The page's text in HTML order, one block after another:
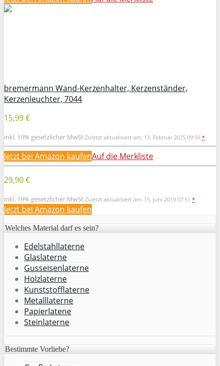
bremermann Wand-Kerzenhalter, Kerzenständer,
Kerzenleuchter, 7044
15,99 €
inkl. 19% gesetzlicher MwSt.Zuletzt aktualisiert am: 13. Februar 2025 09:59 *
Jetzt bei Amazon kaufenAuf die Merkliste
29,90 €
inkl. 19% gesetzlicher MwSt.Zuletzt aktualisiert am: 15. Juni 2019 07:51 *
Jetzt bei Amazon kaufen
Welches Material darf es sein?
Edelstahllaterne
Glaslaterne
Gusseisenlaterne
Holzlaterne
Kunststofflaterne
Metalllaterne
Papierlatene
Steinlaterne
Bestimmte Vorliebe?